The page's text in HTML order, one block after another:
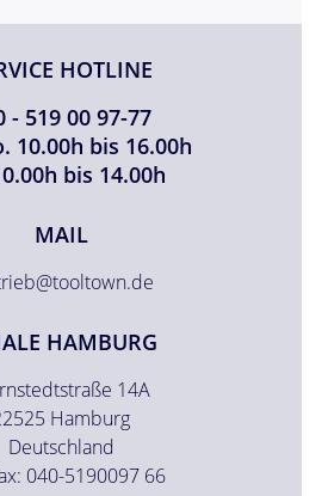
HOTLINE
- 519 00 97-77
10.00h bis 16.00h
bis 14.00h
MAIL
HAMBURG
14A
Hamburg
Deutschland
040-5190097 66